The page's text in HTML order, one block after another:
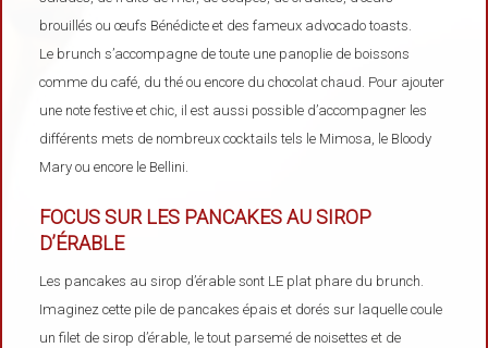
brouillés ou œufs Bénédicte et des fameux advocado toasts.
Le brunch s’accompagne de toute une panoplie de boissons
comme du café, du thé ou encore du chocolat chaud. Pour ajouter
une note festive et chic, il est aussi possible d’accompagner les
différents mets de nombreux cocktails tels le Mimosa, le Bloody
Mary ou encore le Bellini.
FOCUS SUR LES PANCAKES AU SIROP
D’ÉRABLE
Les pancakes au sirop d’érable sont LE plat phare du brunch.
Imaginez cette pile de pancakes épais et dorés sur laquelle coule
un filet de sirop d’érable, le tout parsemé de noisettes et de